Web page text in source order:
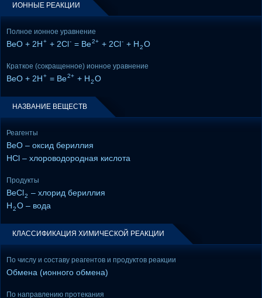
ИОННЫЕ РЕАКЦИИ
Полное ионное уравнение
BeO + 2H+ + 2Cl- = Be2+ + 2Cl- + H2O
Краткое (сокращенное) ионное уравнение
BeO + 2H+ = Be2+ + H2O
НАЗВАНИЕ ВЕЩЕСТВ
Реагенты
BeO – оксид бериллия
HCl – хлороводородная кислота
Продукты
BeCl2 – хлорид бериллия
H2O – вода
КЛАССИФИКАЦИЯ ХИМИЧЕСКОЙ РЕАКЦИИ
По числу и составу реагентов и продуктов реакции
Обмена (ионного обмена)
По направлению протекания